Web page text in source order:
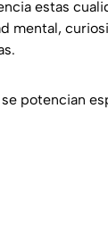
estas
mental,
se potencian